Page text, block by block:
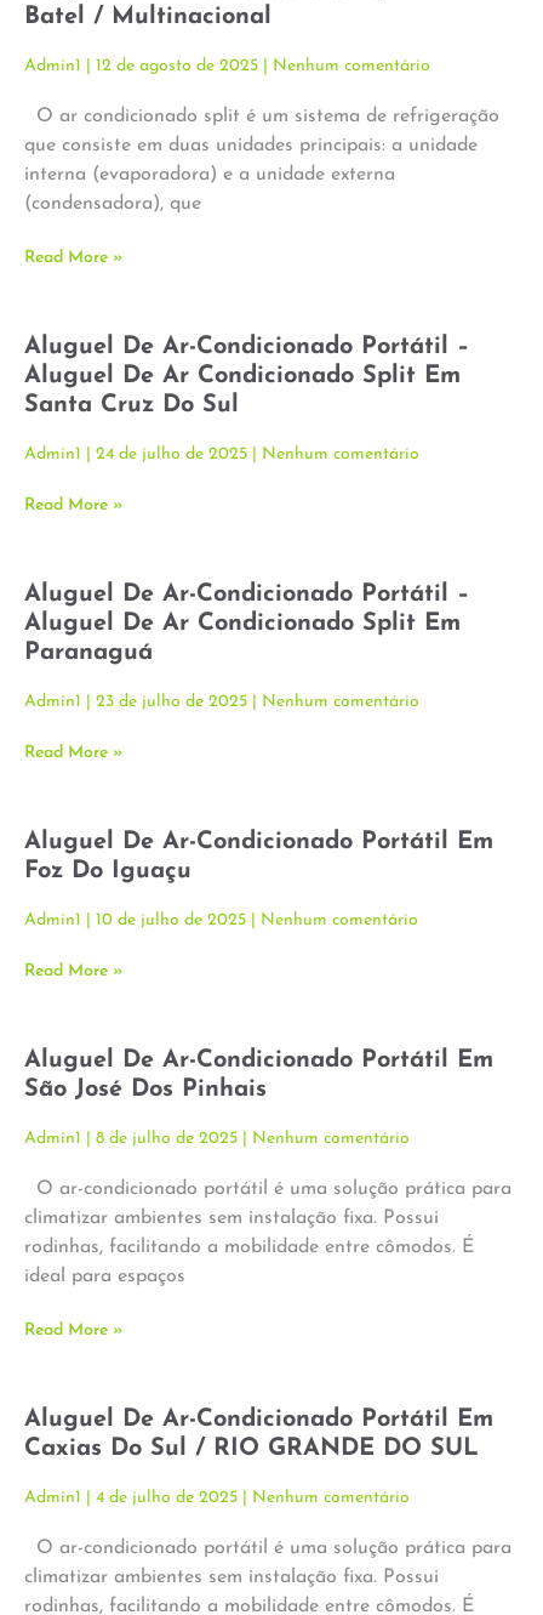
Batel / Multinacional
Admin1 12 de agosto de 2025 Nenhum comentário
O ar condicionado split é um sistema de refrigeração
que consiste em duas unidades principais: a unidade
interna (evaporadora) e a unidade externa
(condensadora), que
Read More »
Aluguel De Ar-Condicionado Portátil –
Aluguel De Ar Condicionado Split Em
Santa Cruz Do Sul
Admin1 24 de julho de 2025 Nenhum comentário
Read More »
Aluguel De Ar-Condicionado Portátil –
Aluguel De Ar Condicionado Split Em
Paranaguá
Admin1 23 de julho de 2025 Nenhum comentário
Read More »
Aluguel De Ar-Condicionado Portátil Em
Foz Do Iguaçu
Admin1 10 de julho de 2025 Nenhum comentário
Read More »
Aluguel De Ar-Condicionado Portátil Em
São José Dos Pinhais
Admin1 8 de julho de 2025 Nenhum comentário
O ar-condicionado portátil é uma solução prática para
climatizar ambientes sem instalação fixa. Possui
rodinhas, facilitando a mobilidade entre cômodos. É
ideal para espaços
Read More »
Aluguel De Ar-Condicionado Portátil Em
Caxias Do Sul / RIO GRANDE DO SUL
Admin1 4 de julho de 2025 Nenhum comentário
O ar-condicionado portátil é uma solução prática para
climatizar ambientes sem instalação fixa. Possui
rodinhas, facilitando a mobilidade entre cômodos. É